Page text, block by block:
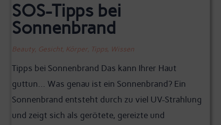
SOS-Tipps bei
Sonnenbrand
Beauty, Gesicht, Körper, Tipps, Wissen
Tipps bei Sonnenbrand Das kann Ihrer Haut
guttun... Was genau ist ein Sonnenbrand? Ein
Sonnenbrand entsteht durch zu viel UV-Strahlung
und zeigt sich als gerötete, gereizte und